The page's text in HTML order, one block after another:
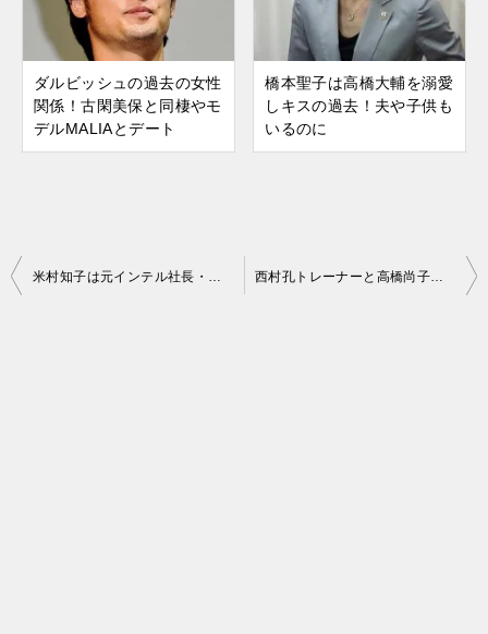
ダルビッシュの過去の女性
関係！古閑美保と同棲やモ
デルMALIAとデート
橋本聖子は高橋大輔を溺愛
しキスの過去！夫や子供も
いるのに
投
米村知子は元インテル社長・吉田和正と不倫も！医者と結婚も離婚 西村孔トレーナーと高橋尚子の結婚は！恩師の小出監督が語る